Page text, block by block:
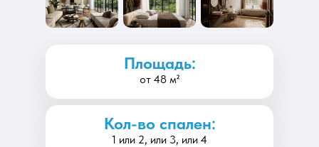
Площадь:
от 48 м²
Кол-во спален:
1 или 2, или 3, или 4